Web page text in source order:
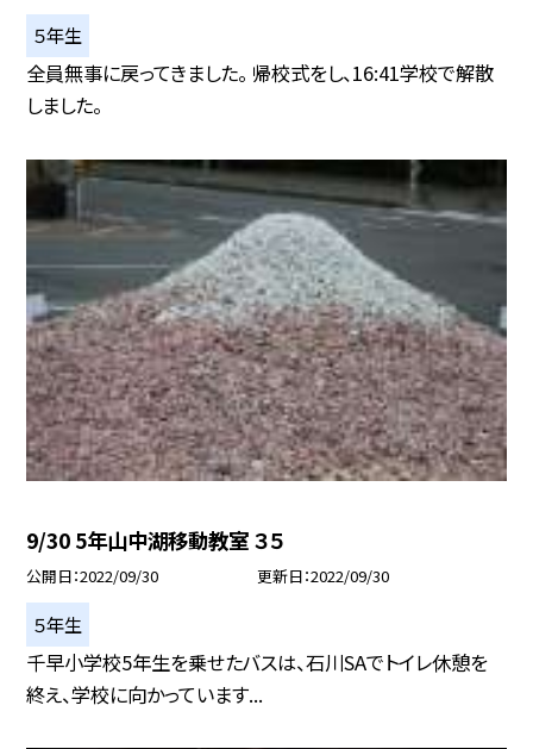
５年生
全員無事に戻ってきました。 帰校式をし、16:41学校で解散
しました。
9/30 5年山中湖移動教室 ３５
公開日 2022/09/30 更新日 2022/09/30
５年生
千早小学校5年生を乗せたバスは、石川SAでトイレ休憩を
終え、学校に向かっています...